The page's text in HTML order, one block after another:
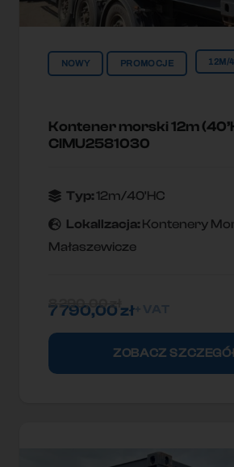
NOWY PROMOCJE 12M/
Kontener morski 12m
CIMU2581030
Typ:12m/40'HC
Lokallzacja: Kontenery
Małaszewicze
7 790,00zł
8 290,00zł
ZOBACZ